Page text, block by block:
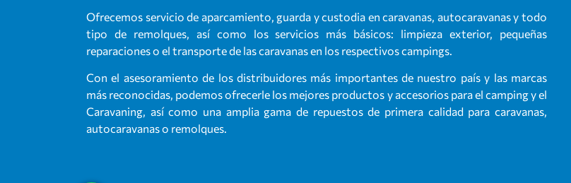
Ofrecemos servicio de aparcamiento, guarda y custodia en caravanas, autocaravanas y todo
tipo de remolques, así como los servicios más básicos: limpieza exterior, pequeñas
reparaciones o el transporte de las caravanas en los respectivos campings.
Con el asesoramiento de los distribuidores más importantes de nuestro país y las marcas
más reconocidas, podemos ofrecerle los mejores productos y accesorios para el camping y el
Caravaning, así como una amplia gama de repuestos de primera calidad para caravanas,
autocaravanas o remolques.